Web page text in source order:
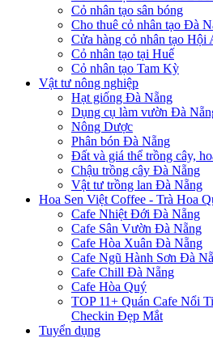
Cỏ nhân tạo sân bóng
Cho thuê cỏ nhân tạo Đà
Cửa hàng cỏ nhân tạo Hội
Cỏ nhân tạo tại Huế
Cỏ nhân tạo Tam Kỳ
Vật tư nông nghiệp
Hạt giống Đà Nẵng
Dụng cụ làm vườn Đà
Nông Dược
Phân bón Đà Nẵng
Đất và giá thể trồng cây,
Chậu trồng cây Đà Nẵng
Vật tư trồng lan Đà Nẵng
Hoa Sen Việt Coffee - Trà Hoa
Cafe Nhiệt Đới Đà Nẵng
Cafe Sân Vườn Đà Nẵng
Cafe Hòa Xuân Đà Nẵng
Cafe Ngũ Hành Sơn Đà
Cafe Chill Đà Nẵng
Cafe Hòa Quý
TOP 11+ Quán Cafe Nổi
Checkin Đẹp Mắt
Tuyển dụng